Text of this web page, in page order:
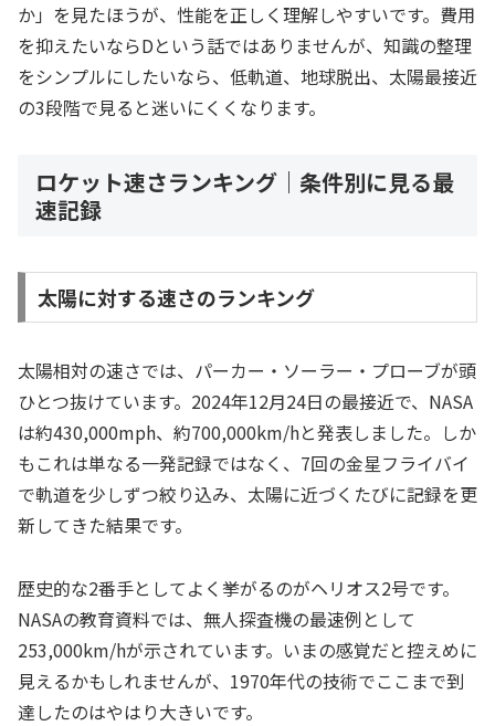
か」を見たほうが、性能を正しく理解しやすいです。費用
を抑えたいならDという話ではありませんが、知識の整理
をシンプルにしたいなら、低軌道、地球脱出、太陽最接近
の3段階で見ると迷いにくくなります。
ロケット速さランキング｜条件別に見る最
速記録
太陽に対する速さのランキング
太陽相対の速さでは、パーカー・ソーラー・プローブが頭
ひとつ抜けています。2024年12月24日の最接近で、NASA
は約430,000mph、約700,000km/hと発表しました。しか
もこれは単なる一発記録ではなく、7回の金星フライバイ
で軌道を少しずつ絞り込み、太陽に近づくたびに記録を更
新してきた結果です。
歴史的な2番手としてよく挙がるのがヘリオス2号です。
NASAの教育資料では、無人探査機の最速例として
253,000km/hが示されています。いまの感覚だと控えめに
見えるかもしれませんが、1970年代の技術でここまで到
達したのはやはり大きいです。